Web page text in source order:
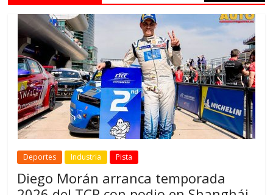
Deportes Industria Pista
Diego Morán arranca temporada